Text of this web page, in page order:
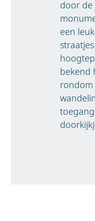
door de
een
bekend
rondom